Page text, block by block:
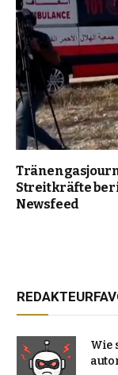
Streitkräfte
Newsfeed
Wie